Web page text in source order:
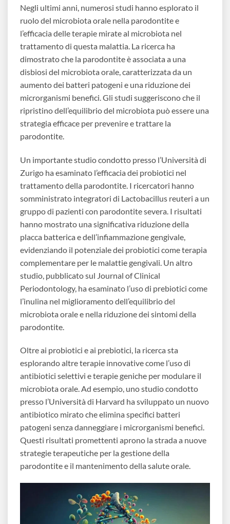
Negli ultimi anni, numerosi studi hanno esplorato il
ruolo del microbiota orale nella parodontite e
l’efficacia delle terapie mirate al microbiota nel
trattamento di questa malattia. La ricerca ha
dimostrato che la parodontite è associata a una
disbiosi del microbiota orale, caratterizzata da un
aumento dei batteri patogeni e una riduzione dei
microrganismi benefici. Gli studi suggeriscono che il
ripristino dell’equilibrio del microbiota può essere una
strategia efficace per prevenire e trattare la
parodontite.
Un importante studio condotto presso l’Università di
Zurigo ha esaminato l’efficacia dei probiotici nel
trattamento della parodontite. I ricercatori hanno
somministrato integratori di Lactobacillus reuteri a un
gruppo di pazienti con parodontite severa. I risultati
hanno mostrato una significativa riduzione della
placca batterica e dell’infiammazione gengivale,
evidenziando il potenziale dei probiotici come terapia
complementare per le malattie gengivali. Un altro
studio, pubblicato sul Journal of Clinical
Periodontology, ha esaminato l’uso di prebiotici come
l’inulina nel miglioramento dell’equilibrio del
microbiota orale e nella riduzione dei sintomi della
parodontite.
Oltre ai probiotici e ai prebiotici, la ricerca sta
esplorando altre terapie innovative come l’uso di
antibiotici selettivi e terapie geniche per modulare il
microbiota orale. Ad esempio, uno studio condotto
presso l’Università di Harvard ha sviluppato un nuovo
antibiotico mirato che elimina specifici batteri
patogeni senza danneggiare i microrganismi benefici.
Questi risultati promettenti aprono la strada a nuove
strategie terapeutiche per la gestione della
parodontite e il mantenimento della salute orale.